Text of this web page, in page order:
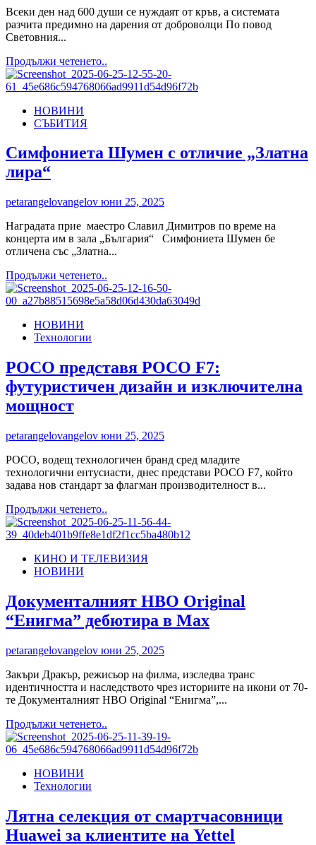
Всеки ден над 600 души се нуждаят от кръв, а системата
разчита предимно на дарения от доброволци По повод
Световния...
Продължи четенето..
more
about
кампания
в
доброволното
НОВИНИ
СЪБИТИЯ
Симфониета Шумен с отличие „Златна
лира“
petarangelovangelov юни 25, 2025
Наградата прие маестро Славил Димитров по време на
концерта им в зала „България“ Симфониета Шумен бе
отличена със „Златна...
Продължи четенето..
more
about
„Златна
лира“
НОВИНИ
Технологии
POCO представя POCO F7:
футуристичен дизайн и изключителна
мощност
petarangelovangelov юни 25, 2025
POCO, водещ технологичен бранд сред младите
технологични ентусиасти, днес представи POCO F7, който
задава нов стандарт за флагман производителност в...
Продължи четенето..
more
about
представя
футуристичен
дизайн
и
мощност
КИНО И ТЕЛЕВИЗИЯ
НОВИНИ
Документалният HBO Original
“Енигма” дебютира в Max
petarangelovangelov юни 25, 2025
Закъри Дракър, режисьор на филма, изследва транс
идентичността и наследството чрез историите на икони от 70-
те Документалният HBO Original “Енигма”,...
Продължи четенето..
more
about
дебютира
в
Max
НОВИНИ
Технологии
Лятна селекция от смартчасовници
Huawei за клиентите на Yettel